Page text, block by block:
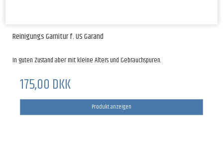
Reinigungs Garnitur f. US Garand
In guten Zustand aber mit kleine Alters und Gebrauchspuren.
175,00 DKK
Produkt anzeigen